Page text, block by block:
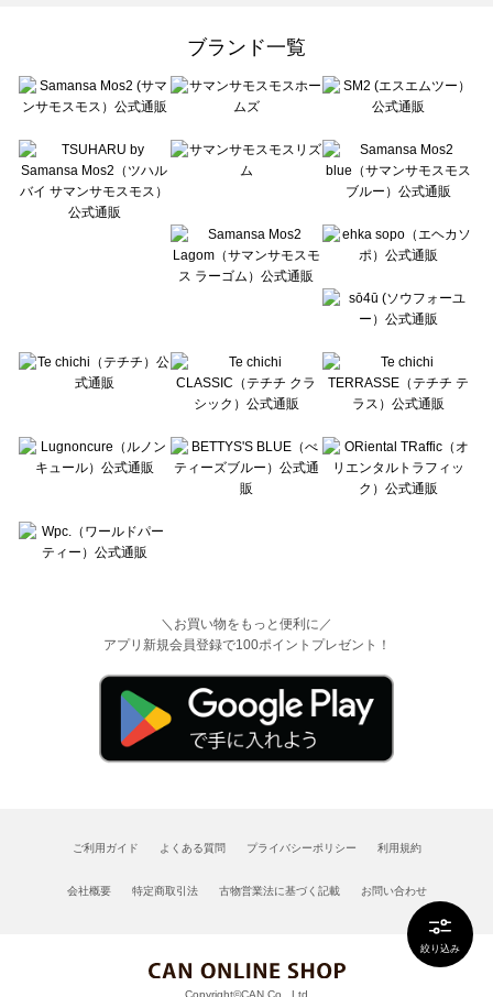
絞り込み
Te chichi（テチチ）の一覧
Te chichi CLASSIC（テチチ クラシック）の一覧
Lugnoncure（ルノンキュール）の一覧
BETTY'S BLUE（べティーズブルー）の一覧
Wpc.（ワールドパーティー）の一覧
ブランド一覧
＼お買い物をもっと便利に／
アプリ新規会員登録で100ポイントプレゼント！
ご利用ガイド よくある質問 プライバシーポリシー 利用規約
会社概要 特定商取引法 古物営業法に基づく記載 お問い合わせ
Copyright©CAN Co., Ltd